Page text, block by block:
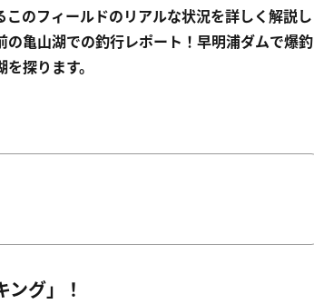
のフィールドのリアルな状況を詳しく解説し
亀山湖での釣行レポート！ 早明浦ダムで爆釣
探ります。
ング」 ！